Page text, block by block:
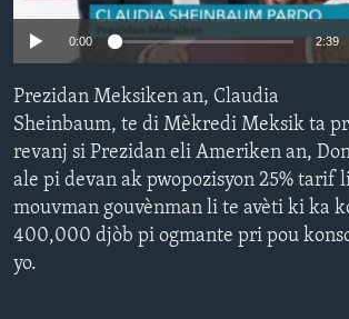
Languages
0:00 2:39
Prezidan Meksiken an, Claudia
Sheinbaum, te di Mèkredi Meksik ta
revanj si Prezidan eli Ameriken an,
ale pi devan ak pwopozisyon 25% tarif
mouvman gouvènman li te avèti ki ka
400,000 djòb pi ogmante pri pou
yo.